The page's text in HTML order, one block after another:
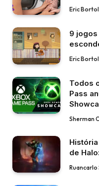
Eric
9
Eric
Todos
Pass
Sherman
de
Ruancarlo